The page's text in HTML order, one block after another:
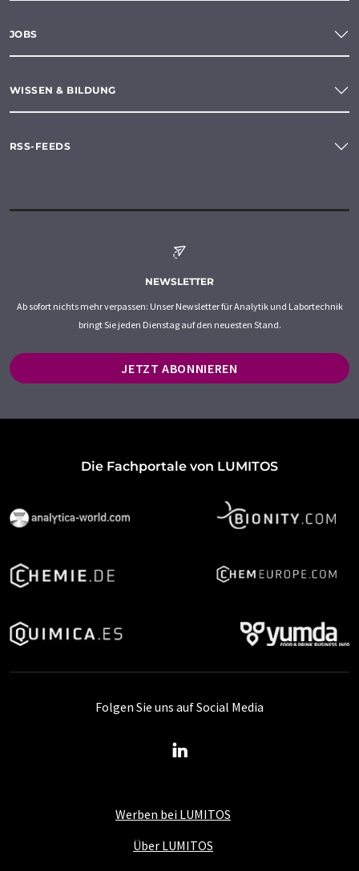
JOBS
WISSEN & BILDUNG
RSS-FEEDS
NEWSLETTER
Ab sofort nichts mehr verpassen: Unser Newsletter für Analytik und Labortechnik
bringt Sie jeden Dienstag auf den neuesten Stand.
JETZT ABONNIEREN
Die Fachportale von LUMITOS
Werben bei LUMITOS
Über LUMITOS
Folgen Sie uns auf Social Media